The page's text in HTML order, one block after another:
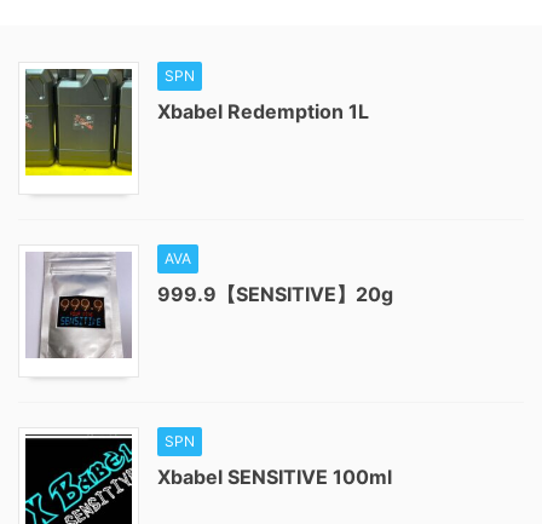
SPN
Xbabel Redemption 1L
AVA
999.9【SENSITIVE】20g
SPN
Xbabel SENSITIVE 100ml